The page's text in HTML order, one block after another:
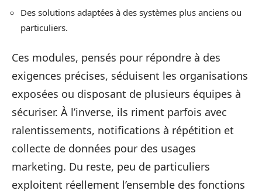
Des solutions adaptées à des systèmes plus anciens ou
particuliers.
Ces modules, pensés pour répondre à des
exigences précises, séduisent les organisations
exposées ou disposant de plusieurs équipes à
sécuriser. À l’inverse, ils riment parfois avec
ralentissements, notifications à répétition et
collecte de données pour des usages
marketing. Du reste, peu de particuliers
exploitent réellement l’ensemble des fonctions